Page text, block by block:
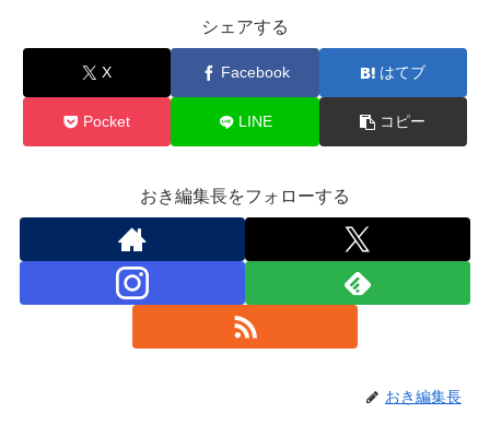
シェアする
X Facebook はてブ
Pocket LINE コピー
おき編集長をフォローする
おき編集長